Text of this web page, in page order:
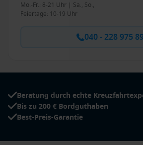
Mo.-Fr.: 8-21 Uhr | Sa., So.,
Feiertage: 10-19 Uhr
040 - 228 975
Beratung durch echte
Bis zu 200 € Bordguthaben
Best-Preis-Garantie